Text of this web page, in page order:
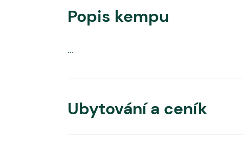
Popis kempu
...
Ubytování a ceník